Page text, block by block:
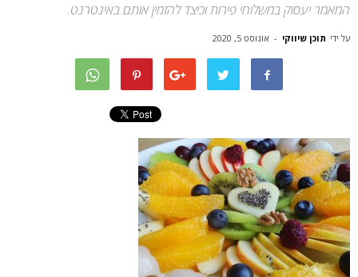
המאמר יעסוק במשלוחי פירות וכיצד להזמין אותם באינטרנט.
על ידי תוכן שיווקי - אוגוסט 5, 2020